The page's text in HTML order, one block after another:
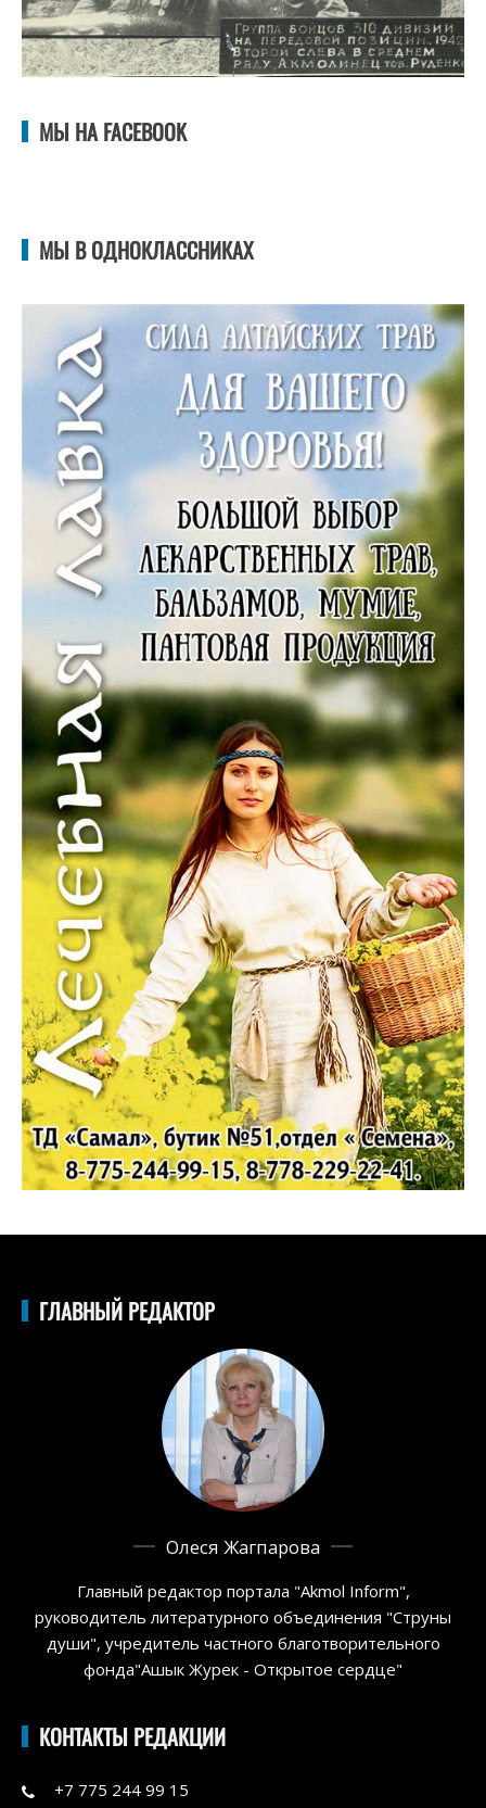
МЫ НА FACEBOOK
МЫ В ОДНОКЛАССНИКАХ
ГЛАВНЫЙ РЕДАКТОР
Олеся Жагпарова
Главный редактор портала "Akmol Inform",
руководитель литературного объединения "Струны
души", учредитель частного благотворительного
фонда"Ашык Журек - Открытое сердце"
КОНТАКТЫ РЕДАКЦИИ
+7 775 244 99 15